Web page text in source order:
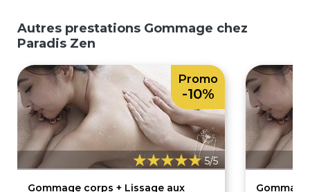
Autres prestations Gommage chez
Paradis Zen
5/5
Gommage corps + Lissage aux
Promo
-10%